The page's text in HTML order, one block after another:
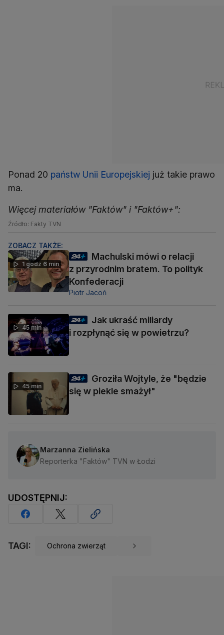
Ponad 20 państw Unii Europejskiej już takie prawo
ma.
Więcej materiałów "Faktów" i "Faktów+":
Źródło: Fakty TVN
ZOBACZ TAKŻE:
1 godz 6 min
Machulski mówi o relacji
z przyrodnim bratem. To polityk
Konfederacji
Piotr Jacoń
45 min
Jak ukraść miliardy
i rozpłynąć się w powietrzu?
45 min
Groziła Wojtyle, że "będzie
się w piekle smażył"
Marzanna Zielińska
Reporterka "Faktów" TVN w Łodzi
UDOSTĘPNIJ:
TAGI: Ochrona zwierząt